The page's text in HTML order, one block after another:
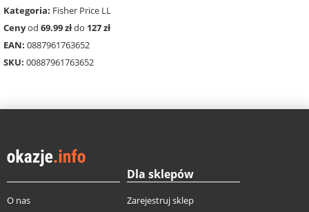
Kategoria: Fisher Price LL
Cenyod 69.99 złdo 127 zł
EAN: 0887961763652
SKU: 00887961763652
O nas
Dla sklepów
Zarejestruj sklep